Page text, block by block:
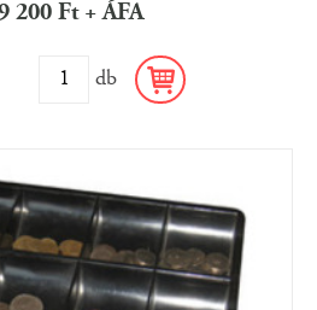
200 Ft + ÁFA
db